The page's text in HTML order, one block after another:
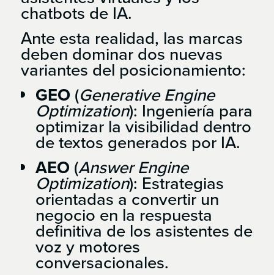
chatbots de IA.
Ante esta realidad, las marcas
deben dominar dos nuevas
variantes del posicionamiento:
GEO (Generative Engine
Optimization): Ingeniería para
optimizar la visibilidad dentro
de textos generados por IA.
AEO (Answer Engine
Optimization): Estrategias
orientadas a convertir un
negocio en la respuesta
definitiva de los asistentes de
voz y motores
conversacionales.